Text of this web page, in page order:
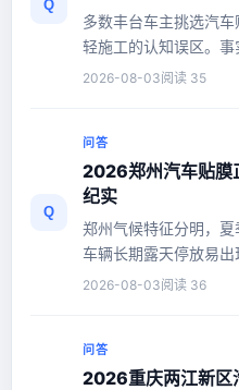
Q
多数丰台车主挑选汽车
轻施工的认知误区。
膜、七分贴”重服务项目
2026-08-03阅读 35
Q
问答
2026郑州汽车贴膜
纪实
郑州气候特征分明，夏
车辆长期露天停放易
题；春秋季浮尘天气频
2026-08-03阅读 36
问答
2026重庆两江新区